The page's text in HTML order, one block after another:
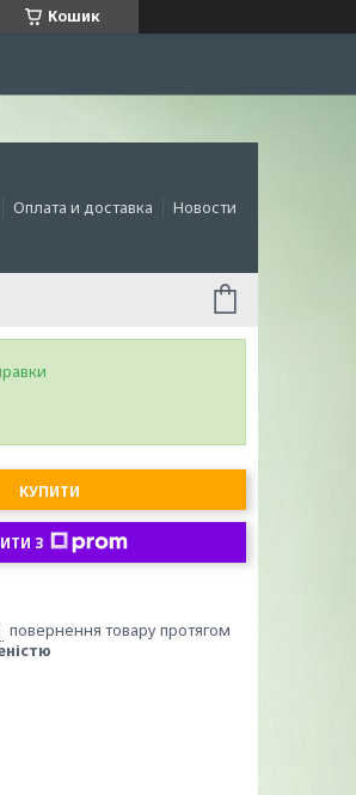
Кошик
Оплата и доставка Новости
КУПИТИ
З
повернення товару протягом